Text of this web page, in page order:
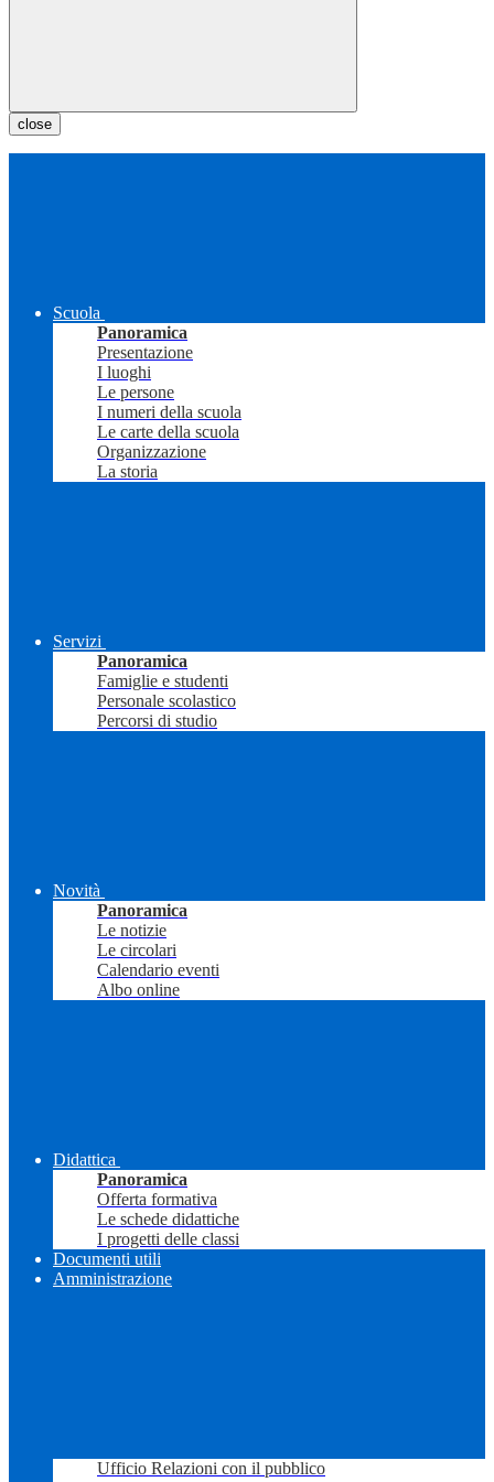
close
Scuola
Panoramica
Presentazione
I luoghi
Le persone
I numeri della scuola
Le carte della scuola
Organizzazione
La storia
Servizi
Panoramica
Famiglie e studenti
Personale scolastico
Percorsi di studio
Novità
Panoramica
Le notizie
Le circolari
Calendario eventi
Albo online
Didattica
Panoramica
Offerta formativa
Le schede didattiche
I progetti delle classi
Documenti utili
Amministrazione
Ufficio Relazioni con il pubblico